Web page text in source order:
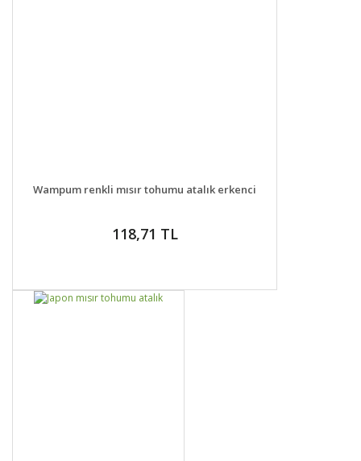
DETAYLAR SEPETE EKLE
Wampum renkli mısır tohumu atalık erkenci
118,71 TL